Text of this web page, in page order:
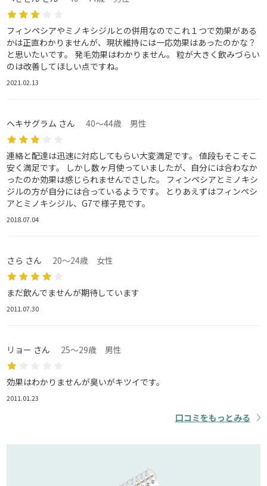
フィンペシアやミノキシジルとの併用なのでこれ１つで効果がある
かは正直わかりませんが、現状維持には一応効果はあったのかな？
と思いたいです。 発毛効果はわかりません。 粒が大きく飲みづらい
のは改善してほしい点ですね。
2021.02.13
ヘキサグラム さん 40～44歳 男性
連絡と配達は迅速に対応してもらい大変満足です。 値段もそこそこ
安く満足です。 しかし数ヶ月使っていましたが、自分には合わなか
ったのか効果は感じられませんでさした。 フィンペシアとミノキシ
ジルの方が自分には合っているようです。 とりあえずはフィンペシ
アとミノキシジル、G7で様子見です。
2018.07.04
さら さん 20～24歳 女性
まだ飲んでませんが期待しています
2011.07.30
リョー さん 25～29歳 男性
効果はわかりませんが臭いがキツイです。
2011.01.23
口コミをもっとみる